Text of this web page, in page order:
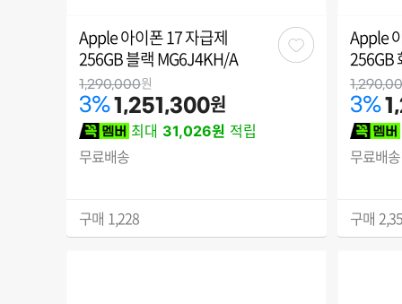
Apple 아이폰 17 자급제
256GB 블랙 MG6J4KH/A
1,290,000원
3%1,251,300원
최대 31,026원 적립
무료배송
구매 1,228
관
Apple
256GB
3%
무료배송
구매